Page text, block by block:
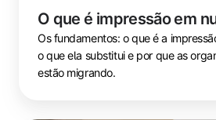
O que é impressão em
Os fundamentos: o que é a
o que ela substitui e por que as
estão migrando.